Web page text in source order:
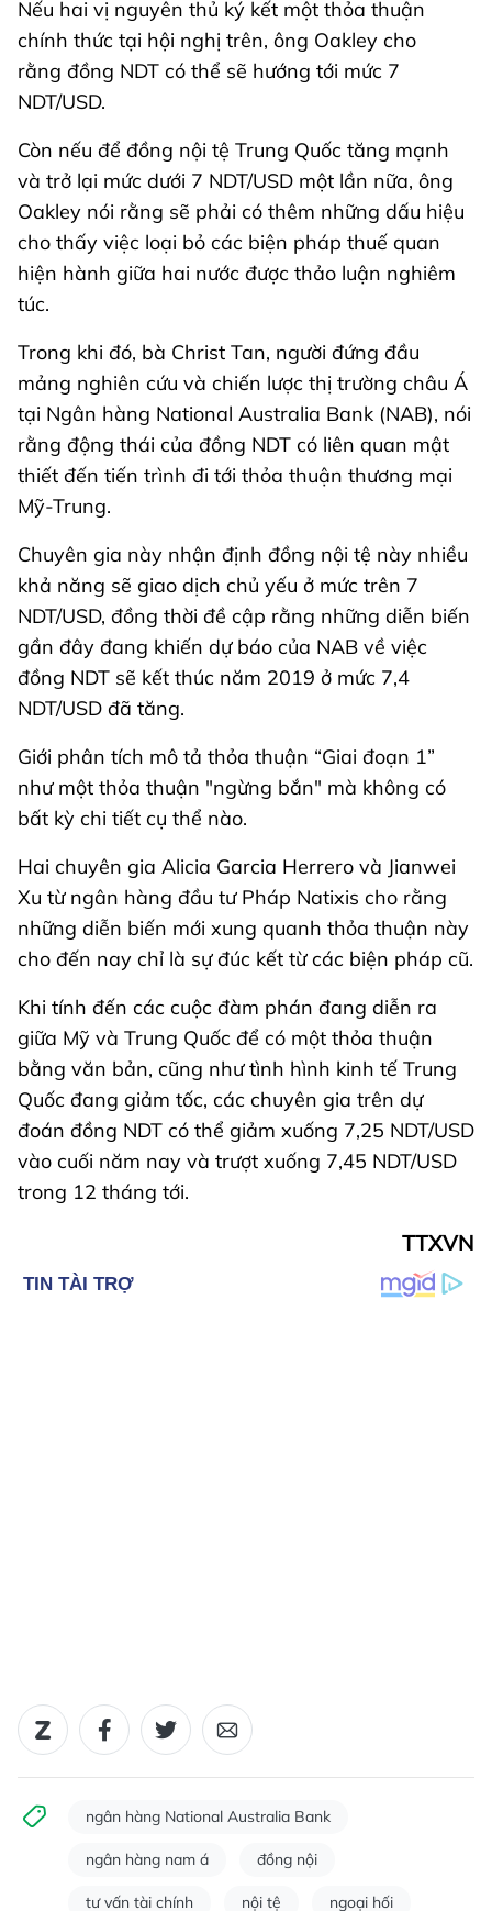
Nếu hai vị nguyên thủ ký kết một thỏa thuận
chính thức tại hội nghị trên, ông Oakley cho
rằng đồng NDT có thể sẽ hướng tới mức 7
NDT/USD.
Còn nếu để đồng nội tệ Trung Quốc tăng mạnh
và trở lại mức dưới 7 NDT/USD một lần nữa, ông
Oakley nói rằng sẽ phải có thêm những dấu hiệu
cho thấy việc loại bỏ các biện pháp thuế quan
hiện hành giữa hai nước được thảo luận nghiêm
túc.
Trong khi đó, bà Christ Tan, người đứng đầu
mảng nghiên cứu và chiến lược thị trường châu Á
tại Ngân hàng National Australia Bank (NAB), nói
rằng động thái của đồng NDT có liên quan mật
thiết đến tiến trình đi tới thỏa thuận thương mại
Mỹ-Trung.
Chuyên gia này nhận định đồng nội tệ này nhiều
khả năng sẽ giao dịch chủ yếu ở mức trên 7
NDT/USD, đồng thời đề cập rằng những diễn biến
gần đây đang khiến dự báo của NAB về việc
đồng NDT sẽ kết thúc năm 2019 ở mức 7,4
NDT/USD đã tăng.
Giới phân tích mô tả thỏa thuận “Giai đoạn 1”
như một thỏa thuận "ngừng bắn" mà không có
bất kỳ chi tiết cụ thể nào.
Hai chuyên gia Alicia Garcia Herrero và Jianwei
Xu từ ngân hàng đầu tư Pháp Natixis cho rằng
những diễn biến mới xung quanh thỏa thuận này
cho đến nay chỉ là sự đúc kết từ các biện pháp cũ.
Khi tính đến các cuộc đàm phán đang diễn ra
giữa Mỹ và Trung Quốc để có một thỏa thuận
bằng văn bản, cũng như tình hình kinh tế Trung
Quốc đang giảm tốc, các chuyên gia trên dự
đoán đồng NDT có thể giảm xuống 7,25 NDT/USD
vào cuối năm nay và trượt xuống 7,45 NDT/USD
trong 12 tháng tới.
TTXVN
ngân hàng National Australia Bank
ngân hàng nam á đồng nội
tư vấn tài chính nội tệ ngoại hối